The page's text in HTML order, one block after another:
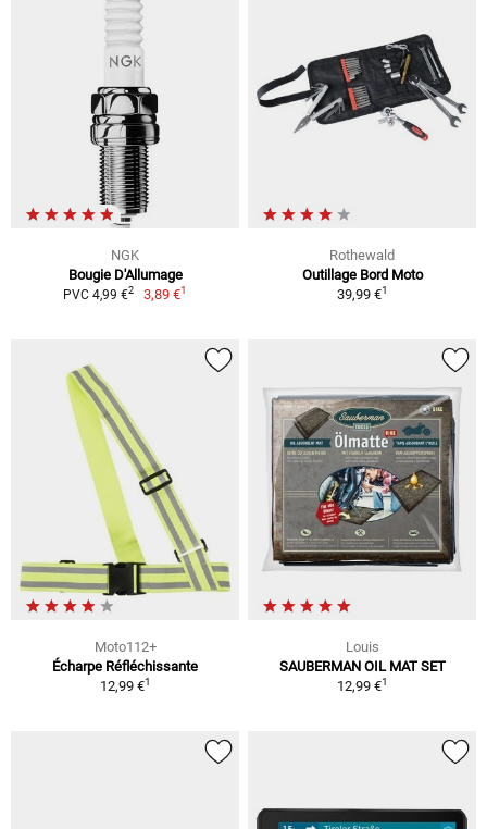
NGK
Bougie D'Allumage
PVC 4,99 €2 3,89 €1
Rothewald
Outillage Bord Moto
39,99 €1
Moto112+
Écharpe Réfléchissante
12,99 €1
Louis
SAUBERMAN OIL MAT SET
12,99 €1